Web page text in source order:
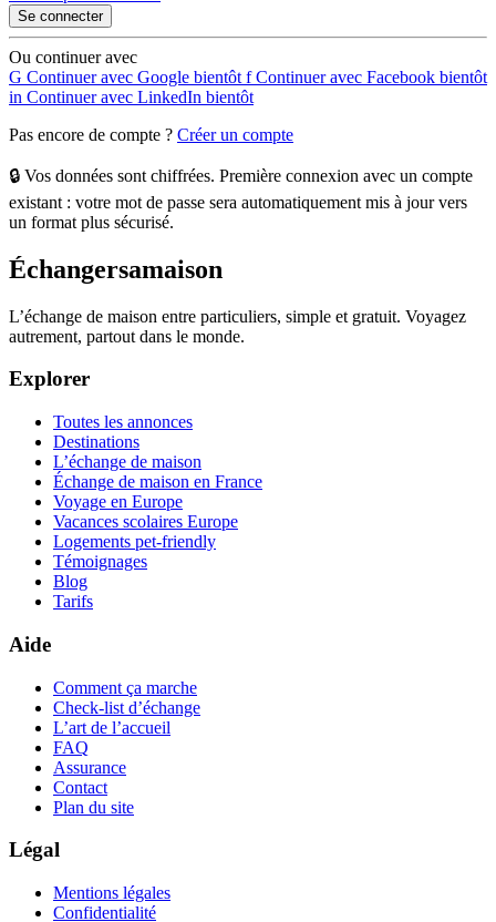
Se connecter
Ou continuer avec
G Continuer avec Google bientôt fContinuer avec Facebook bientôt
in Continuer avec LinkedIn bientôt
Pas encore de compte ? Créer un compte
🔒 Vos données sont chiffrées. Première connexion avec un compte
existant : votre mot de passe sera automatiquement mis à jour vers
un format plus sécurisé.
Échangersamaison
L’échange de maison entre particuliers, simple et gratuit. Voyagez
autrement, partout dans le monde.
Explorer
Toutes les annonces
Destinations
L’échange de maison
Échange de maison en France
Voyage en Europe
Vacances scolaires Europe
Logements pet-friendly
Témoignages
Blog
Tarifs
Aide
Comment ça marche
Check-list d’échange
L’art de l’accueil
FAQ
Assurance
Contact
Plan du site
Légal
Mentions légales
Confidentialité